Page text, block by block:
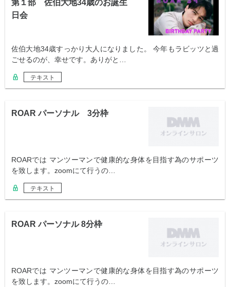
第１部 佐伯大地34歳のお誕生
日会
佐伯大地34歳すっかり大人になりました。 今年もラビッツと過
ごせるのが、幸せです。ありがと…
テキスト
ROAR パーソナル 3分枠
ROARでは マンツーマンで健康的な身体を目指す為のサポーツ
を致します。zoomにて行うの…
テキスト
ROAR パーソナル 8分枠
ROARでは マンツーマンで健康的な身体を目指す為のサポーツ
を致します。zoomにて行うの…